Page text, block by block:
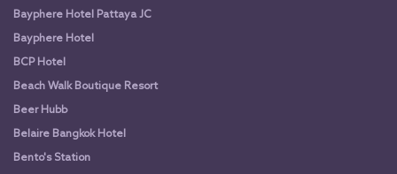
Bayphere Hotel Pattaya JC
Bayphere Hotel
BCP Hotel
Beach Walk Boutique Resort
Beer Hubb
Belaire Bangkok Hotel
Bento's Station